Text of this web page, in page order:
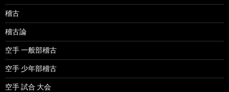
稽古
稽古論
空手 一般部稽古
空手 少年部稽古
空手 試合 大会